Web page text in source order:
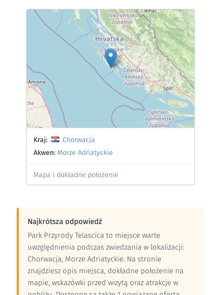
Kraj:
Chorwacja
Akwen: Morze Adriatyckie
Mapa i dokładne położenie
Najkrótsza odpowiedź
Park Przyrody Telascica to miejsce warte
uwzględnienia podczas zwiedzania w lokalizacji:
Chorwacja, Morze Adriatyckie. Na stronie
znajdziesz opis miejsca, dokładne położenie na
mapie, wskazówki przed wizytą oraz atrakcje w